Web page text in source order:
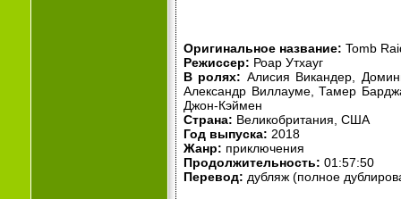
Оригинальное название: Tomb
Режиссер: Роар Утхауг
В ролях: Алисия Викандер,
Александр Виллауме, Тамер
Джон-Кэймен
Страна: Великобритания, США
Год выпуска: 2018
Жанр: приключения
Продолжительность: 01:57:50
Перевод: дубляж (полное